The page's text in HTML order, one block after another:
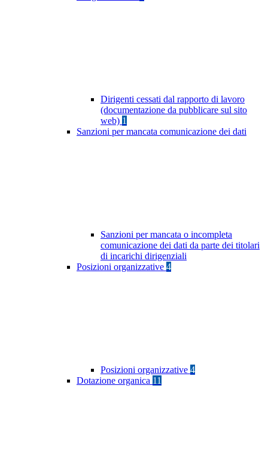
Dirigenti cessati dal rapporto di lavoro
(documentazione da pubblicare sul sito
web) 1
Sanzioni per mancata comunicazione dei dati
Sanzioni per mancata o incompleta
comunicazione dei dati da parte dei titolari
di incarichi dirigenziali
Posizioni organizzative 4
Posizioni organizzative 4
Dotazione organica 11